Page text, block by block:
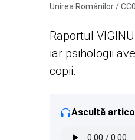
Unirea Românilor / CC0
Raportul
iar psihologii
copii.
Ascultă